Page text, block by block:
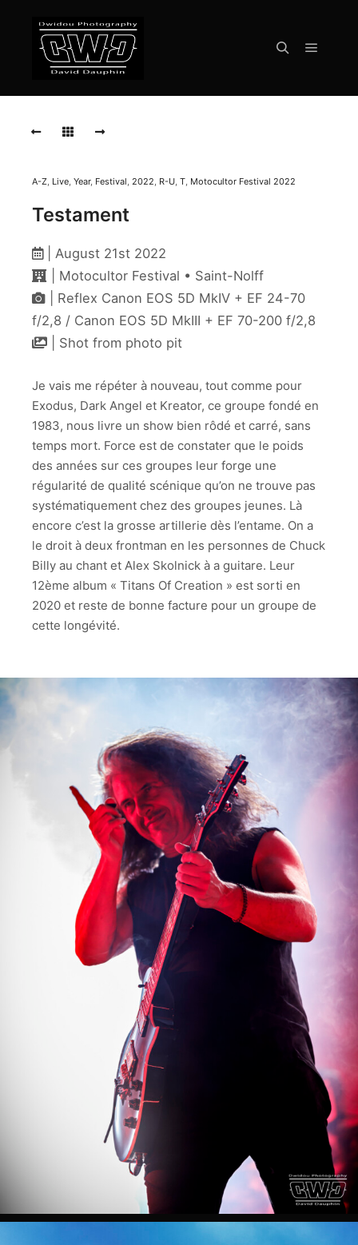
TESTAMENT
TESTAMENT
TESTAMENT
TESTAMENT
TESTAMENT
TESTAMENT
TESTAMENT
TESTAMENT
TESTAMENT
A-Z, Live, Year, Festival, 2022, R-U, T, Motocultor Festival 2022
Testament
| August 21st 2022
| Motocultor Festival • Saint-Nolff
| Reflex Canon EOS 5D MkIV + EF 24-70
f/2,8 / Canon EOS 5D MkIII + EF 70-200 f/2,8
| Shot from photo pit
Je vais me répéter à nouveau, tout comme pour
Exodus, Dark Angel et Kreator, ce groupe fondé en
1983, nous livre un show bien rôdé et carré, sans
temps mort. Force est de constater que le poids
des années sur ces groupes leur forge une
régularité de qualité scénique qu’on ne trouve pas
systématiquement chez des groupes jeunes. Là
encore c’est la grosse artillerie dès l’entame. On a
le droit à deux frontman en les personnes de Chuck
Billy au chant et Alex Skolnick à a guitare. Leur
12ème album « Titans Of Creation » est sorti en
2020 et reste de bonne facture pour un groupe de
cette longévité.